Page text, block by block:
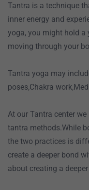
Tantra is a technique
inner energy and
yoga, you might hold a
moving through your
Tantra yoga may
poses,Chakra
At our Tantra center
tantra methods.While
the two practices is
create a deeper bond
about creating a